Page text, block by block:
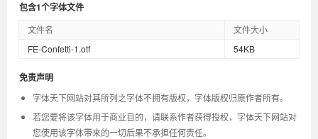
包含1个字体文件
文件名
文件大小
FE-Confetti-1.otf
54KB
免责声明
字体天下网站对其所列之字体不拥有版权，字体版权归原作者所有。
若您要将该字体用于商业目的，请联系作者获得授权，字体天下网站对
您使用该字体带来的一切后果不承担任何责任。